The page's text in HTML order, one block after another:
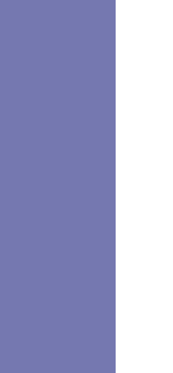
stránku pro budoucí